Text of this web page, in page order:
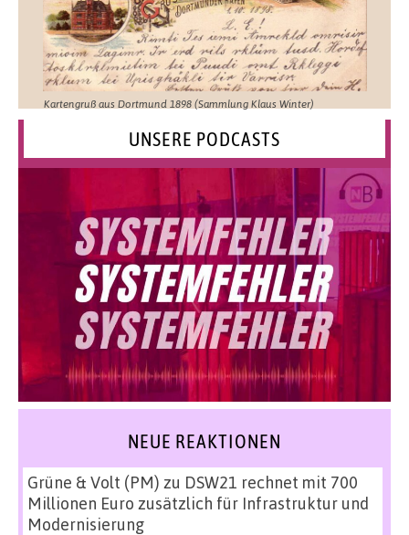
Kartengruß aus Dortmund 1898 (Sammlung Klaus Winter)
UNSERE PODCASTS
NEUE REAKTIONEN
Grüne & Volt (PM) zu DSW21 rechnet mit 700
Millionen Euro zusätzlich für Infrastruktur und
Modernisierung